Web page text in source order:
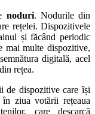
noduri. Nodurile din
rețelei. Dispozitivele
și făcând periodic
mai multe dispozitive,
digitală, acel
rețea.
de dispozitive care își
ziua votării rețeaua
care descarcă